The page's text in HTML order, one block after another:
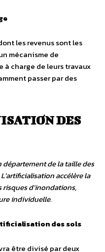
les revenus sont les
mécanisme de
à charge de leurs travaux
passer par des
DES
département de la taille des
accélère la
d’inondations,
individuelle.
des sols
être divisé par deux